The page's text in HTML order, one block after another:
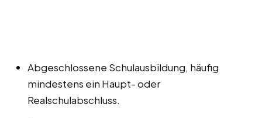
Abgeschlossene Schulausbildung, häufig
mindestens ein Haupt- oder
Realschulabschluss.